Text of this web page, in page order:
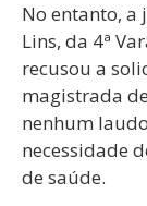
No entanto, a
Lins, da 4ª
recusou a
magistrada
nenhum
necessidade
de saúde.